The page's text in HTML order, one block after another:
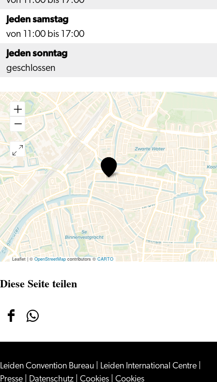
Jeden samstag
von 11:00 bis 17:00
Jeden sonntag
geschlossen
Marktsteeg
10
Leaflet|©OpenStreetMapcontributors ©CARTO
Diese Seite teilen
Diese
auf
Diese
auf
Leiden Convention Bureau Leiden International Centre
Presse
Datenschutz Cookies Cookies